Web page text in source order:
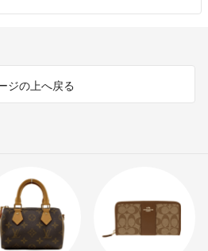
様へお問い合わせ下さい。
事が出来ません。
願いいたします。
かねます。
す✨
ジの上へ戻る